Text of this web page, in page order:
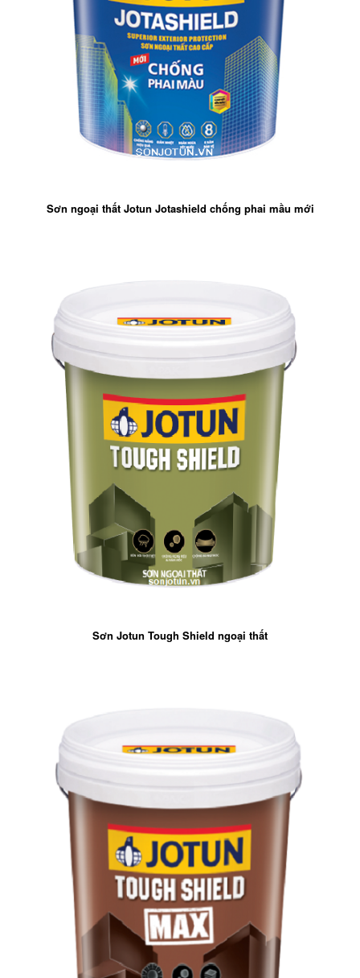
Sơn ngoại thất Jotun Jotashield chống phai mầu mới
Sơn Jotun Tough Shield ngoại thất